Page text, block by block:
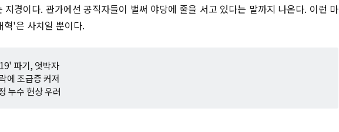
지경이다. 관가에선 공직자들이 벌써 야당에 줄을 서고 있다는 말까지 나온다. 이런 마
'은 사치일 뿐이다.
파기, 엇박자
에 조급증 커져
누수 현상 우려